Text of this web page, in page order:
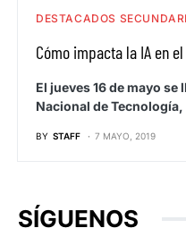
DESTACADOS
Cómo impacta la IA en
El jueves 16 de mayo se
Nacional de
BY STAFF 7 MAYO, 2019
SÍGUENOS